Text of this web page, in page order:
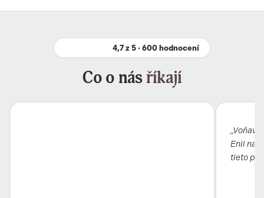
4,7 z 5 · 600 hodnocení
Co o násříkají
Enii
tieto